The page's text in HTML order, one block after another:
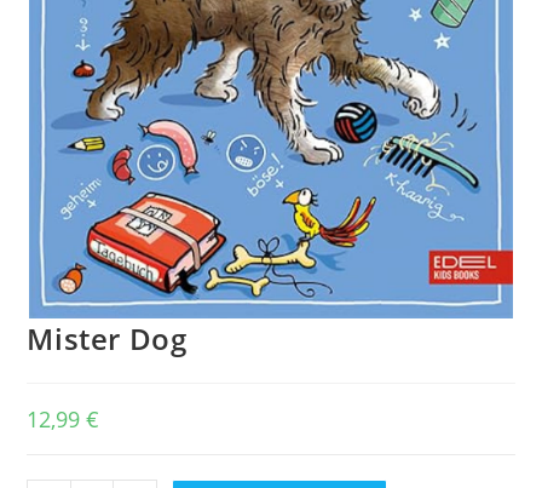
Mister Dog
12,99€